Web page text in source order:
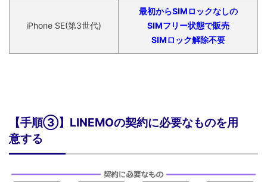
iPhone SE(第3世代)
最初からSIMロックなしの
SIMフリー状態で販売
SIMロック解除不要
【手順③】LINEMOの契約に必要なものを用
意する